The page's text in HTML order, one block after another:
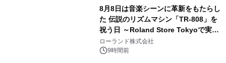
8月8日は音楽シーンに革新をもたらし
た 伝説のリズムマシン「TR-808」を
祝う日 ～Roland Store Tokyoで実機
を展示しての 記念キャンペーンを開
催 英国ラジオ「NTS」の 特別プログ
ローランド株式会社
9時間前